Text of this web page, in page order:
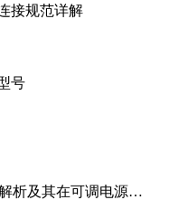
接规范详解
号
析及其在可调电源设